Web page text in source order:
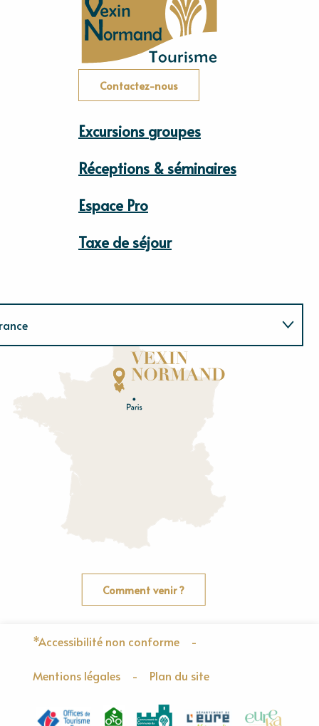
Contactez-nous
Excursions groupes
Réceptions & séminaires
Espace Pro
Taxe de séjour
Eu re
rne
Comment venir ?
*Accessibilité non conforme -
Mentions légales - Plan du site